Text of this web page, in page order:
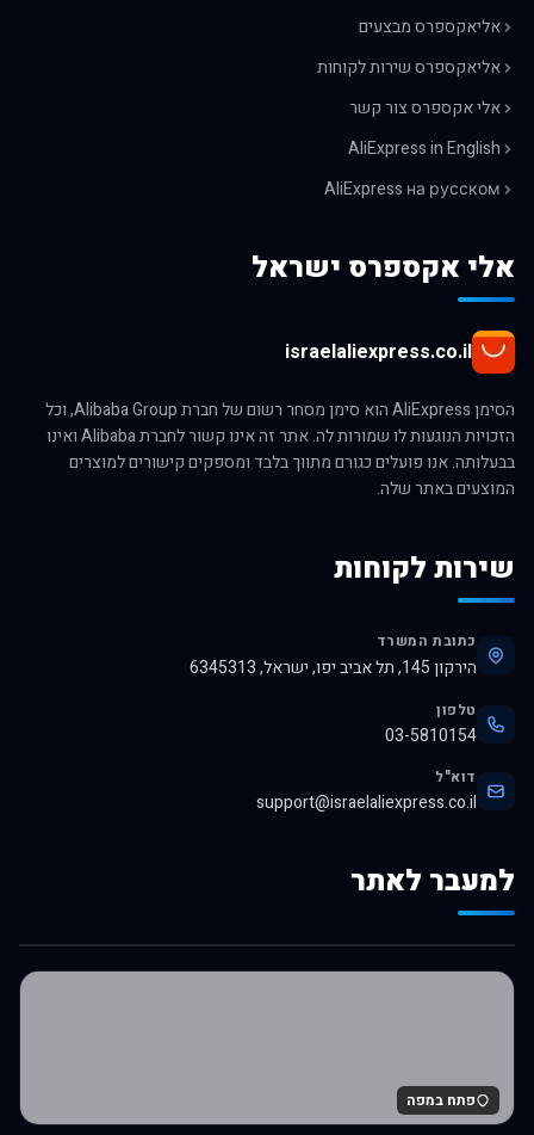
אליאקספרס מבצעים
אליאקספרס שירות לקוחות
אלי אקספרס צור קשר
AliExpress in English
AliExpress на русском
אלי אקספרס ישראל
israelaliexpress.co.il
הסימן AliExpress הוא סימן מסחר רשום של חברת Alibaba Group, וכל
הזכויות הנוגעות לו שמורות לה. אתר זה אינו קשור לחברת Alibaba ואינו
בבעלותה. אנו פועלים כגורם מתווך בלבד ומספקים קישורים למוצרים
המוצעים באתר שלה.
שירות לקוחות
כתובת המשרד
הירקון 145, תל אביב יפו, ישראל, 6345313
טלפון
03-5810154
דוא"ל
support@israelaliexpress.co.il
למעבר לאתר
לרכישה באלי אקספרס
פתח במפה